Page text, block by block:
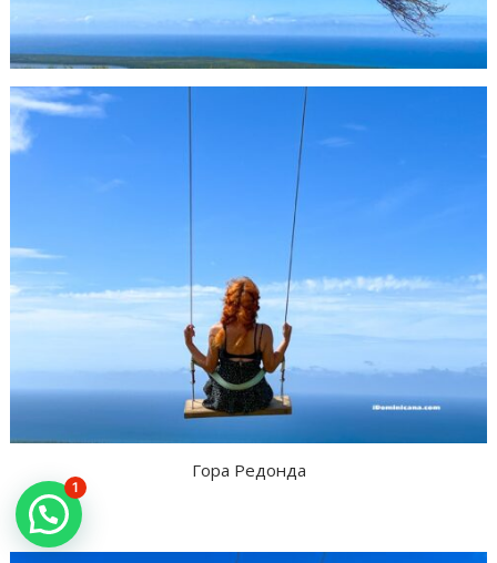
Гора Редонда
1